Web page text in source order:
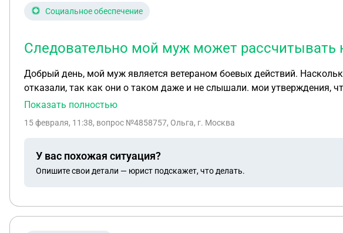
Социальное обеспечение
Следовательно мой муж может
Добрый день, мой муж является ветераном боевых действий.
отказали, так как они о таком даже и не слышали. мои утверждения,
не помогли. Обращалась в фонд защитников ветеранов, там ответили,
отказывают и говорят, что слышат про такое впервые? Также хотелось бы узнать поднаем от Минобороны и эта компенсация это же разные выплаты?
Показать полностью
15 февраля, 11:38, вопрос №4858757, Ольга, г. Москва
У вас похожая ситуация?
Опишите свои детали — юрист подскажет, что делать.